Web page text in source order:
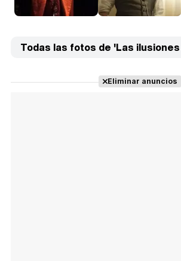
Todas las fotos de 'Las
Eliminar anuncios